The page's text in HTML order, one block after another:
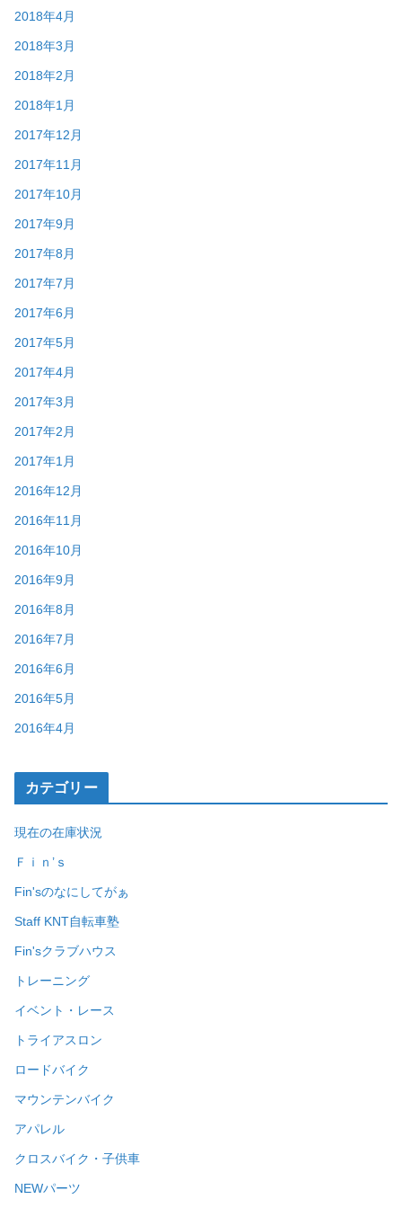
2018年4月
2018年3月
2018年2月
2018年1月
2017年12月
2017年11月
2017年10月
2017年9月
2017年8月
2017年7月
2017年6月
2017年5月
2017年4月
2017年3月
2017年2月
2017年1月
2016年12月
2016年11月
2016年10月
2016年9月
2016年8月
2016年7月
2016年6月
2016年5月
2016年4月
カテゴリー
現在の在庫状況
Ｆｉｎ’ｓ
Fin'sのなにしてがぁ
Staff KNT自転車塾
Fin'sクラブハウス
トレーニング
イベント・レース
トライアスロン
ロードバイク
マウンテンバイク
アパレル
クロスバイク・子供車
NEWパーツ